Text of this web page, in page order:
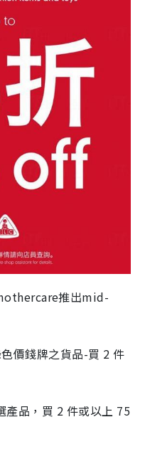
推出mid-
價錢牌之貨品-買 2 件
品，買 2 件或以上 75